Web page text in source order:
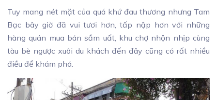
Tuy mang nét mặt của quá khứ đau thương nhưng Tam
Bạc bây giờ đã vui tươi hơn, tấp nập hơn với những
hàng quán mua bán sầm uất, khu chợ nhộn nhịp cùng
tàu bè ngược xuôi du khách đến đây cũng có rất nhiều
điều để khám phá.